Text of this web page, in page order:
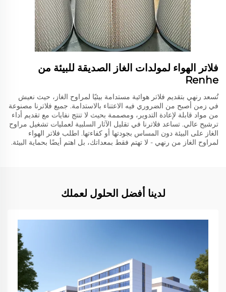
فلاتر الهواء لمولدات الغاز الصديقة للبيئة من
Renhe
تُسعد رنهي بتقديم فلاتر هوائية مستدامة بيئيًا لمراوح الغاز، حيث نعيش
في زمن أصبح من الضروري فيه الاعتناء بالاستدامة. جميع فلاترنا مصنوعة
من مواد قابلة لإعادة التدوير، ومصممة بحيث لا تنتج نفايات مع تقديم أداء
ترشيح عالي. تساعد فلاترنا في تقليل الآثار السلبية لعمليات تشغيل مراوح
الغاز على البيئة دون المساس بجودتها أو كفاءتها. اطلب فلاتر الهواء
لمراوح الغاز من رنهي - لا تهتم فقط بمعداتك، بل اهتم أيضًا بحماية البيئة.
لدينا أفضل الحلول لعملك